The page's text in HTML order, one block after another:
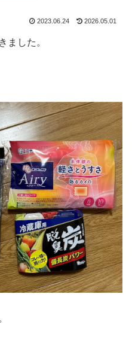
2023.06.24 2026.05.01
ました。